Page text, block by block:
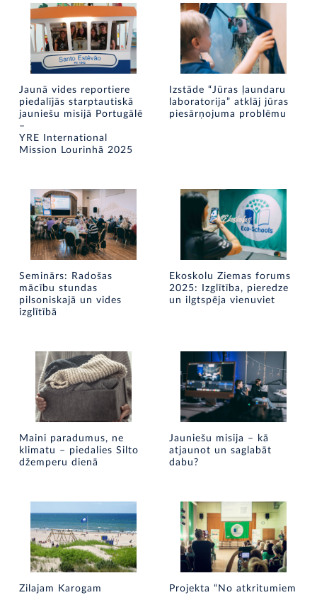
Jaunā vides reportiere
piedalījās starptautiskā
jauniešu misijā Portugālē
–
YRE International
Mission Lourinhã 2025
Izstāde “Jūras ļaundaru
laboratorija” atklāj jūras
piesārņojuma problēmu
Seminārs: Radošas
mācību stundas
pilsoniskajā un vides
izglītībā
Ekoskolu Ziemas forums
2025: Izglītība, pieredze
un ilgtspēja vienuviet
Maini paradumus, ne
klimatu – piedalies Silto
džemperu dienā
Jauniešu misija – kā
atjaunot un saglabāt
dabu?
Zilajam Karogam
Projekta “No atkritumiem